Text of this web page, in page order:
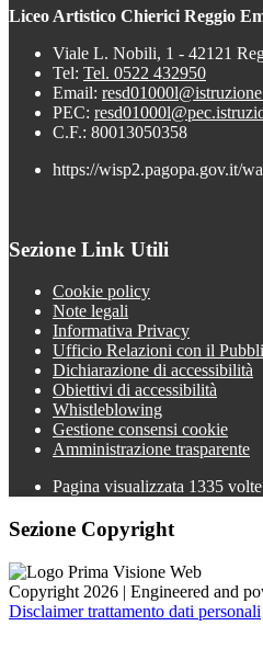
Liceo Artistico Chierici Reggio
Viale L. Nobili, 1 - 42121
Tel: Tel. 0522 432950
Email:
PEC:
C.F.: 80013050358
https://wisp2.pagopa.gov.it/
Sezione Link Utili
Cookie policy
Note legali
Informativa Privacy
Ufficio Relazioni con il
Dichiarazione di accessibilità
Obiettivi di accessibilità
Whistleblowing
Gestione consensi cookie
Amministrazione trasparente
Pagina visualizzata 1335 volte
Sezione Copyright
Copyright 2026 | Engineered and
Disclaimer trattamento dati personali